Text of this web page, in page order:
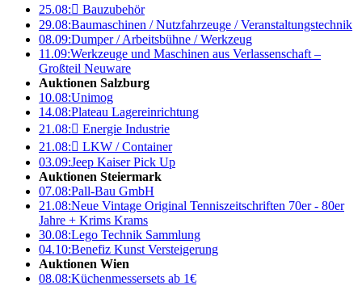
25.08: Bauzubehör
29.08:Baumaschinen / Nutzfahrzeuge / Veranstaltungstechnik
08.09:Dumper / Arbeitsbühne / Werkzeug
11.09:Werkzeuge und Maschinen aus Verlassenschaft –
Großteil Neuware
Auktionen Salzburg
10.08:Unimog
14.08:Plateau Lagereinrichtung
21.08: Energie Industrie
21.08: LKW / Container
03.09:Jeep Kaiser Pick Up
Auktionen Steiermark
07.08:Pall-Bau GmbH
21.08:Neue Vintage Original Tenniszeitschriften 70er - 80er
Jahre + Krims Krams
30.08:Lego Technik Sammlung
04.10:Benefiz Kunst Versteigerung
Auktionen Wien
08.08:Küchenmessersets ab 1€